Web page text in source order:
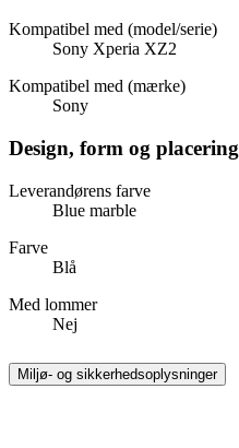
Kompatibel med (model/serie)
Sony Xperia XZ2
Kompatibel med (mærke)
Sony
Design, form og placering
Leverandørens farve
Blue marble
Farve
Blå
Med lommer
Nej
Miljø- og sikkerhedsoplysninger